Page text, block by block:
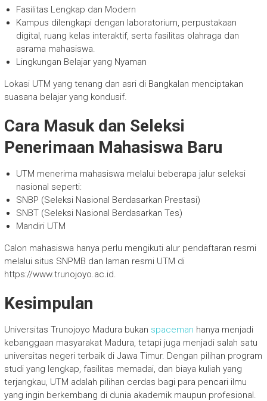
Fasilitas Lengkap dan Modern
Kampus dilengkapi dengan laboratorium, perpustakaan
digital, ruang kelas interaktif, serta fasilitas olahraga dan
asrama mahasiswa.
Lingkungan Belajar yang Nyaman
Lokasi UTM yang tenang dan asri di Bangkalan menciptakan
suasana belajar yang kondusif.
Cara Masuk dan Seleksi
Penerimaan Mahasiswa Baru
UTM menerima mahasiswa melalui beberapa jalur seleksi
nasional seperti:
SNBP (Seleksi Nasional Berdasarkan Prestasi)
SNBT (Seleksi Nasional Berdasarkan Tes)
Mandiri UTM
Calon mahasiswa hanya perlu mengikuti alur pendaftaran resmi
melalui situs SNPMB dan laman resmi UTM di
https://www.trunojoyo.ac.id.
Kesimpulan
Universitas Trunojoyo Madura bukan spaceman hanya menjadi
kebanggaan masyarakat Madura, tetapi juga menjadi salah satu
universitas negeri terbaik di Jawa Timur. Dengan pilihan program
studi yang lengkap, fasilitas memadai, dan biaya kuliah yang
terjangkau, UTM adalah pilihan cerdas bagi para pencari ilmu
yang ingin berkembang di dunia akademik maupun profesional.